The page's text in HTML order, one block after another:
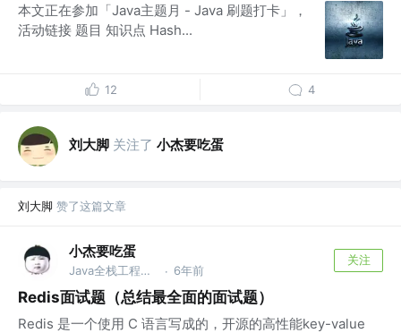
本文正在参加「Java主题月 - Java 刷题打卡」，
活动链接 题目 知识点 Hash...
12 4
刘大脚 关注了 小杰要吃蛋
刘大脚 赞了这篇文章
小杰要吃蛋
Java全栈工程师 @神州电商 · 6年前
关注
Redis面试题（总结最全面的面试题）
Redis 是一个使用 C 语言写成的，开源的高性能key-value